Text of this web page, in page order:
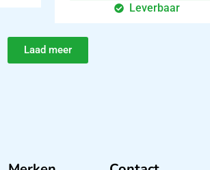
Leverbaar
Laad meer